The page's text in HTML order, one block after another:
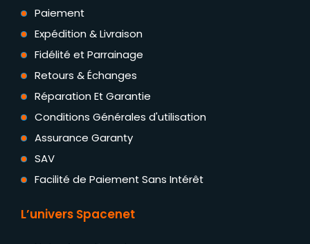
Paiement
Expédition & Livraison
Fidélité et Parrainage
Retours & Échanges
Réparation Et Garantie
Conditions Générales d'utilisation
Assurance Garanty
SAV
Facilité de Paiement Sans Intérêt
L’univers Spacenet